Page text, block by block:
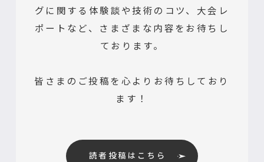
グに関する体験談や技術のコツ、大会レ
ポートなど、さまざまな内容をお待ちし
ております。
皆さまのご投稿を心よりお待ちしており
ます！
読者投稿はこちら